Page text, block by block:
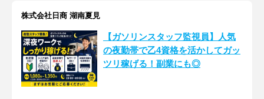
株式会社日商 湖南夏見
【ガソリンスタッフ監視員】人気
の夜勤帯で乙4資格を活かしてガッ
ツリ稼げる！副業にも◎